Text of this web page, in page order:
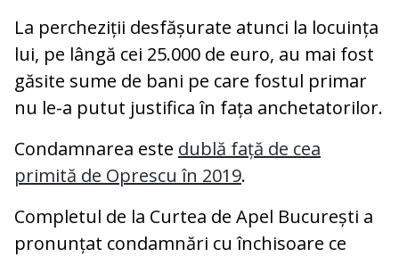
La percheziții desfășurate atunci la locuința
lui, pe lângă cei 25.000 de euro, au mai fost
găsite sume de bani pe care fostul primar
nu le-a putut justifica în fața anchetatorilor.
Condamnarea este dublă față de cea
primită de Oprescu în 2019.
Completul de la Curtea de Apel București a
pronunțat condamnări cu închisoare ce